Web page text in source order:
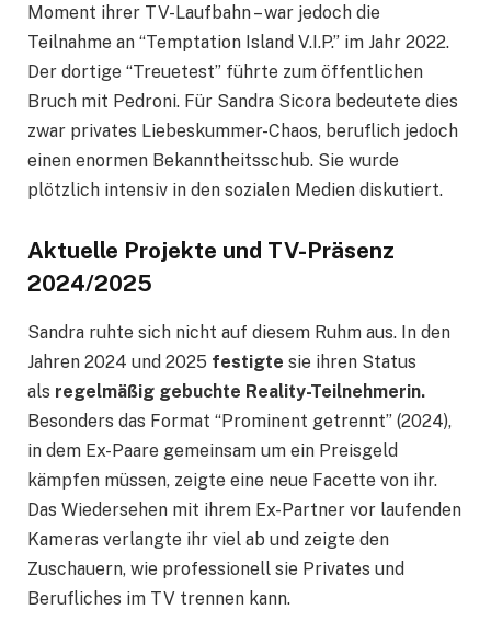
Moment ihrer TV-Laufbahn – war jedoch die
Teilnahme an “Temptation Island V.I.P.” im Jahr 2022.
Der dortige “Treuetest” führte zum öffentlichen
Bruch mit Pedroni. Für Sandra Sicora bedeutete dies
zwar privates Liebeskummer-Chaos, beruflich jedoch
einen enormen Bekanntheitsschub. Sie wurde
plötzlich intensiv in den sozialen Medien diskutiert.
Aktuelle Projekte und TV-Präsenz
2024/2025
Sandra ruhte sich nicht auf diesem Ruhm aus. In den
Jahren 2024 und 2025 festigte sie ihren Status
als regelmäßig gebuchte Reality-Teilnehmerin.
Besonders das Format “Prominent getrennt” (2024),
in dem Ex-Paare gemeinsam um ein Preisgeld
kämpfen müssen, zeigte eine neue Facette von ihr.
Das Wiedersehen mit ihrem Ex-Partner vor laufenden
Kameras verlangte ihr viel ab und zeigte den
Zuschauern, wie professionell sie Privates und
Berufliches im TV trennen kann.